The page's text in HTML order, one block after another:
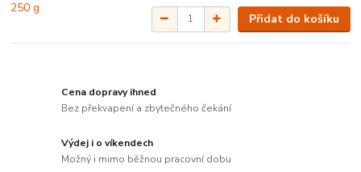
Přidat do košíku
Cena dopravy ihned
Bez překvapení a zbytečného čekání
Výdej i o víkendech
Možný i mimo běžnou pracovní dobu